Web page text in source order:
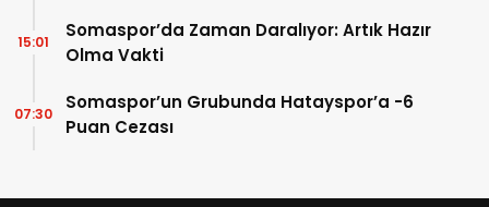
Somaspor’da Zaman Daralıyor: Artık Hazır
Olma Vakti
15:01
Somaspor’un Grubunda Hatayspor’a -6
Puan Cezası
07:30